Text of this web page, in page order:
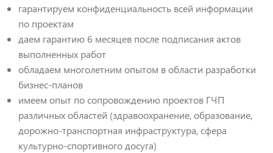
гарантируем конфиденциальность всей информации
по проектам
даем гарантию 6 месяцев после подписания актов
выполненных работ
обладаем многолетним опытом в области разработки
бизнес-планов
имеем опыт по сопровождению проектов ГЧП
различных областей (здравоохранение, образование,
дорожно-транспортная инфраструктура, сфера
культурно-спортивного досуга)